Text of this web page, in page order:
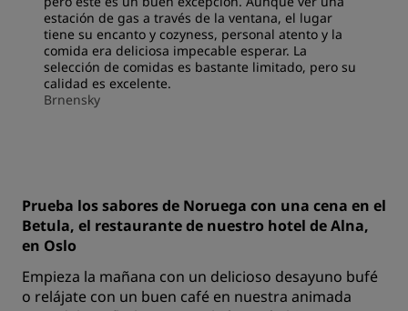
estación de gas a través de la ventana, el lugar
tiene su encanto y cozyness, personal atento y la
comida era deliciosa impecable esperar. La
selección de comidas es bastante limitado, pero su
calidad es excelente.
Brnensky
Prueba los sabores de Noruega con una cena en el
Betula, el restaurante de nuestro hotel de Alna,
en Oslo
Empieza la mañana con un delicioso desayuno bufé
o relájate con un buen café en nuestra animada